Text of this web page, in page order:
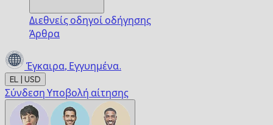
Διεθνείς οδηγοί οδήγησης
Άρθρα
Έγκαιρα, Εγγυημένα.
EL | USD
Σύνδεση Υποβολή αίτησης